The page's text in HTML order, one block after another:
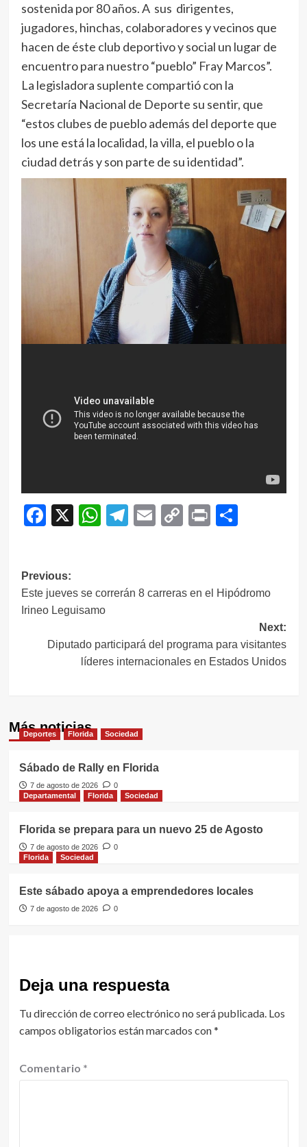
sostenida por 80 años. A sus dirigentes,
jugadores, hinchas, colaboradores y vecinos que
hacen de éste club deportivo y social un lugar de
encuentro para nuestro “pueblo” Fray Marcos”.
La legisladora suplente compartió con la
Secretaría Nacional de Deporte su sentir, que
“estos clubes de pueblo además del deporte que
los une está la localidad, la villa, el pueblo o la
ciudad detrás y son parte de su identidad”.
Facebook
X WhatsApp
Telegram
EmailCopy
Print
Navegación
de
entradas
Previous:
Este jueves se correrán 8 carreras en el Hipódromo
Irineo Leguisamo
Next:
Diputado participará del programa para visitantes
líderes internacionales en Estados Unidos
Más noticias
Deportes Florida Sociedad
Sábado de Rally en Florida
7 de agosto de 2026
0
Departamental
Florida Sociedad
Florida se prepara para un nuevo 25 de Agosto
7 de agosto de 2026
0
Florida
Sociedad
Este sábado apoya a emprendedores locales
7 de agosto de 2026 0
Deja una respuesta
Tu dirección de correo electrónico no será publicada. Los
campos obligatorios están marcados con*
Comentario *